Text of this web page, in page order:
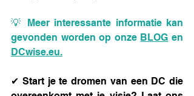
💡 Meer interessante informatie kan
gevonden worden op onze BLOG
DCwise.eu.
✔ Start je te dromen van een DC die